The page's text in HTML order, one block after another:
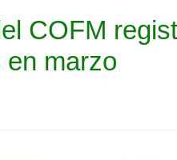
COFM
en marzo